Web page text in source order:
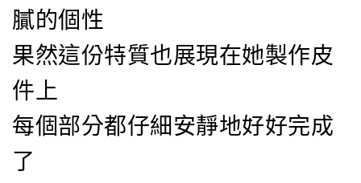
膩的個性
果然這份特質也展現在她製作皮
件上
每個部分都仔細安靜地好好完成
了